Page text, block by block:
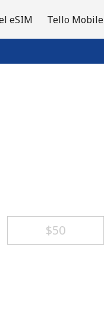
eSIM Tello Mobile
⁦$50⁩